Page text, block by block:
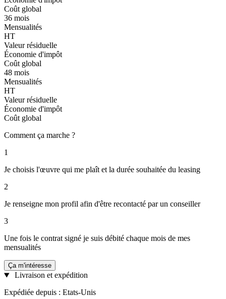
Coût global
36 mois
Mensualités
HT
Valeur résiduelle
Économie d'impôt
Coût global
48 mois
Mensualités
HT
Valeur résiduelle
Économie d'impôt
Coût global
Comment ça marche ?
1
Je choisis l'œuvre qui me plaît et la durée souhaitée du leasing
2
Je renseigne mon profil afin d'être recontacté par un conseiller
3
Une fois le contrat signé je suis débité chaque mois de mes
mensualités
Ça m'intéresse
Livraison et expédition
Expédiée depuis : Etats-Unis